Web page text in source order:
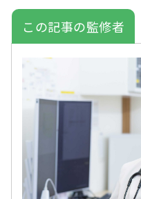
この記事の監修者